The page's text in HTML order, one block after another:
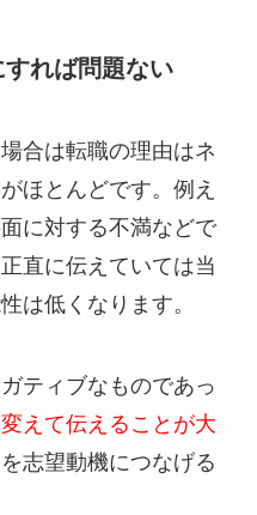
れば問題ない
合は転職の理由はネ
ほとんどです。例え
に対する不満などで
直に伝えていては当
は低くなります。
ティブなものであっ
えて伝えることが大
志望動機につなげる